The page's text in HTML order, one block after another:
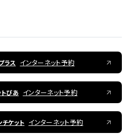
ラス インターネット予約
ぴあ インターネット予約
ケット インターネット予約